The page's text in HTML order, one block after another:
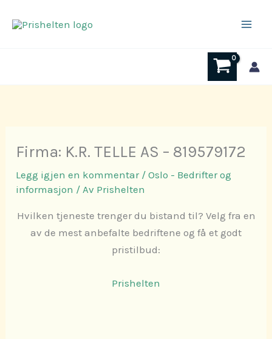
rett
Firma: K.R. TELLE AS – 819579172
Legg igjen en kommentar /Oslo - Bedrifter og
informasjon / Av Prishelten
Hvilken tjeneste trenger du bistand til? Velg fra en
av de mest anbefalte bedriftene og få et godt
pristilbud:
Prishelten